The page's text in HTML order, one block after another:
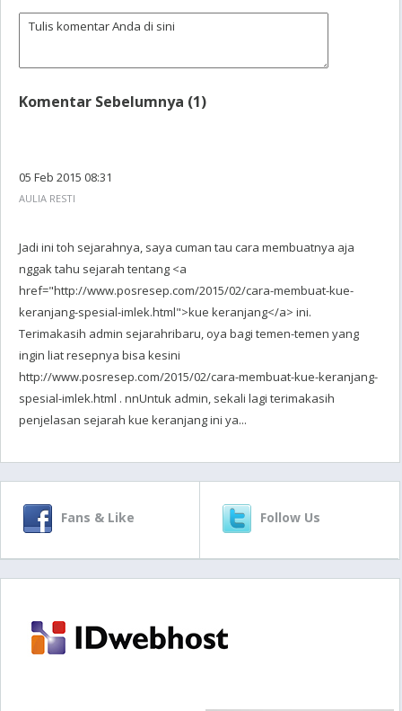
Komentar Sebelumnya (1)
05 Feb 2015 08:31
AULIA RESTI
Jadi ini toh sejarahnya, saya cuman tau cara membuatnya aja
nggak tahu sejarah tentang <a
href="http://www.posresep.com/2015/02/cara-membuat-kue-
keranjang-spesial-imlek.html">kue keranjang</a> ini.
Terimakasih admin sejarahribaru, oya bagi temen-temen yang
ingin liat resepnya bisa kesini
http://www.posresep.com/2015/02/cara-membuat-kue-keranjang-
spesial-imlek.html . nnUntuk admin, sekali lagi terimakasih
penjelasan sejarah kue keranjang ini ya...
Fans & Like Follow Us